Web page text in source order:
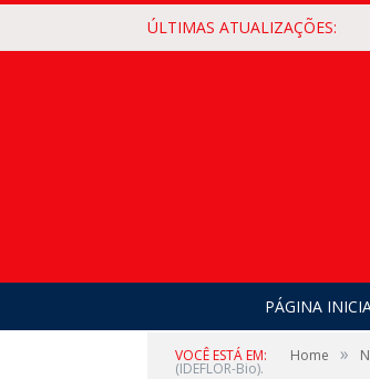
ÚLTIMAS ATUALIZAÇÕES:
PÁGINA
VOCÊ ESTÁ EM: Home »
(IDEFLOR-Bio).